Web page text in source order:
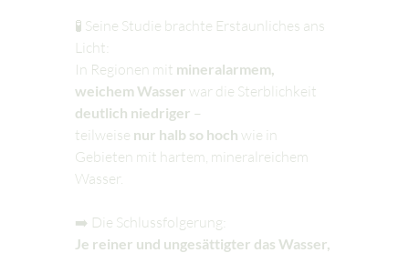
🧪 Seine Studie brachte Erstaunliches ans
Licht:
In Regionen mit mineralarmem,
weichem Wasser war die Sterblichkeit
deutlich niedriger –
teilweise nur halb so hoch wie in
Gebieten mit hartem, mineralreichem
Wasser.
➡️ Die Schlussfolgerung:
Je reiner und ungesättigter das Wasser,